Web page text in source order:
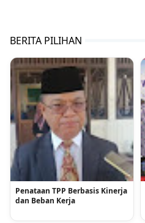
BERITA PILIHAN
Penataan TPP Berbasis Kinerja
dan Beban Kerja